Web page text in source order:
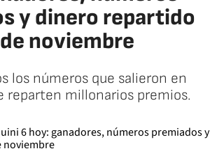
y dinero repartido
de noviembre
los números que salieron en
reparten millonarios premios.